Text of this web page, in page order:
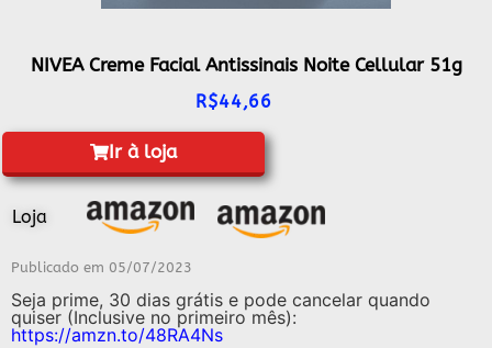
NIVEA Creme Facial Antissinais Noite Cellular 51g
R$44,66
Ir à loja
Loja
Publicado em 05/07/2023
Seja prime, 30 dias grátis e pode cancelar quando
quiser (Inclusive no primeiro mês):
https://amzn.to/48RA4Ns